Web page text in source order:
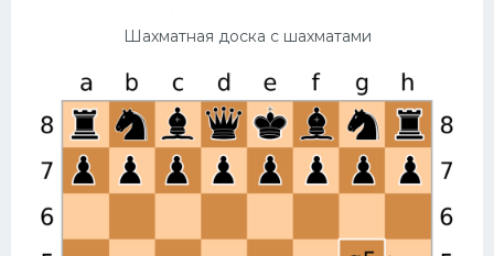
Шахматная доска с шахматами